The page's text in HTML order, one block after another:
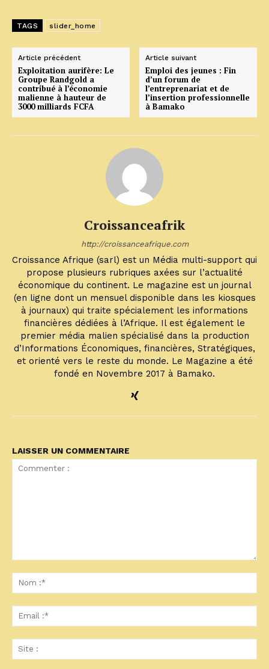
TAGS slider_home
Article précédent
Exploitation aurifère: Le
Groupe Randgold a
contribué à l’économie
malienne à hauteur de
3000 milliards FCFA
Article suivant
Emploi des jeunes : Fin
d’un forum de
l’entreprenariat et de
l’insertion professionnelle
à Bamako
Croissanceafrik
http://croissanceafrique.com
Croissance Afrique (sarl) est un Média multi-support qui
propose plusieurs rubriques axées sur l’actualité
économique du continent. Le magazine est un journal
(en ligne dont un mensuel disponible dans les kiosques
à journaux) qui traite spécialement les informations
financières dédiées à l’Afrique. Il est également le
premier média malien spécialisé dans la production
d’Informations Économiques, financières, Stratégiques,
et orienté vers le reste du monde. Le Magazine a été
fondé en Novembre 2017 à Bamako.
LAISSER UN COMMENTAIRE
:*
:*
: